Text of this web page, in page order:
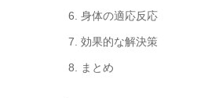
身体の適応反応
効果的な解決策
まとめ